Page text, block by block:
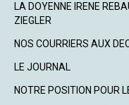
LA DOYENNE IRENE
ZIEGLER
NOS COURRIERS AUX
LE JOURNAL
NOTRE POSITION POUR